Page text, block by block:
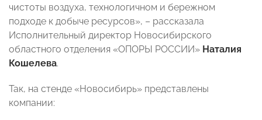
чистоты воздуха, технологичном и бережном
подходе к добыче ресурсов», – рассказала
Исполнительный директор Новосибирского
областного отделения «ОПОРЫ РОССИИ» Наталия
Кошелева.
Так, на стенде «Новосибирь» представлены
компании: